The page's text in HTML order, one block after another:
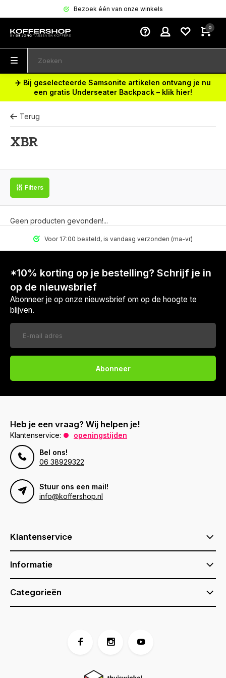
Bezoek één van onze winkels
Voor 17:00 besteld, is vandaag verzonden (ma-vr)
0
✈️ Bij geselecteerde Samsonite artikelen ontvang je nu
een gratis Underseater Backpack – klik hier!
Terug
XBR
Filters
Geen producten gevonden!...
Voor 17:00 besteld, is vandaag verzonden (ma-vr)
*10% korting op je bestelling? Schrijf je in
op de nieuwsbrief
Abonneer je op onze nieuwsbrief om op de hoogte te
blijven.
Abonneer
Heb je een vraag? Wij helpen je!
Klantenservice:
openingstijden
Bel ons!
06 38929322
Stuur ons een mail!
info@koffershop.nl
Klantenservice
Informatie
Categorieën